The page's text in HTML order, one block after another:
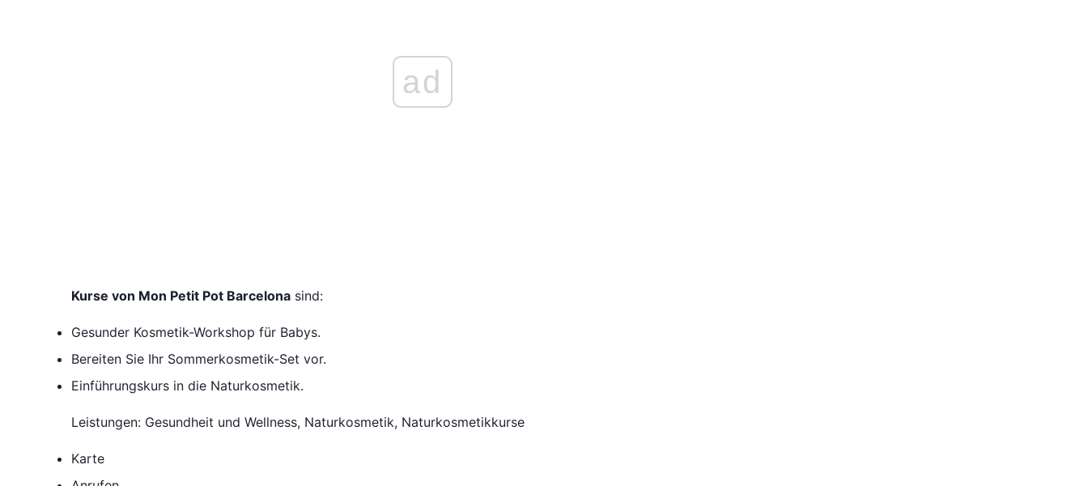
ad
Kurse von Mon Petit Pot Barcelona sind:
Gesunder Kosmetik-Workshop für Babys.
Bereiten Sie Ihr Sommerkosmetik-Set vor.
Einführungskurs in die Naturkosmetik.
Leistungen: Gesundheit und Wellness, Naturkosmetik, Naturkosmetikkurse
Karte